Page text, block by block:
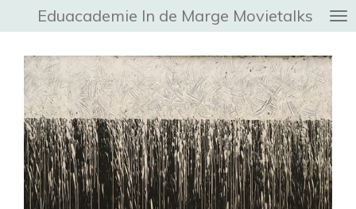
direct
naar
hoofdinhoud
Eduacademie In de Marge Movietalks